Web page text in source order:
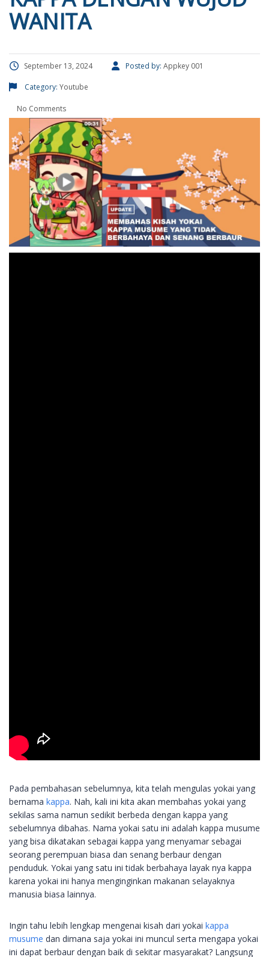
WANITA
September 13, 2024 Posted by: Appkey 001
Category: Youtube
No Comments
Pada pembahasan sebelumnya, kita telah mengulas yokai yang
bernama kappa. Nah, kali ini kita akan membahas yokai yang
sekilas sama namun sedikit berbeda dengan kappa yang
sebelumnya dibahas. Nama yokai satu ini adalah kappa musume
yang bisa dikatakan sebagai kappa yang menyamar sebagai
seorang perempuan biasa dan senang berbaur dengan
penduduk. Yokai yang satu ini tidak berbahaya layak nya kappa
karena yokai ini hanya menginginkan makanan selayaknya
manusia biasa lainnya.
Ingin tahu lebih lengkap mengenai kisah dari yokai kappa
musume dan dimana saja yokai ini muncul serta mengapa yokai
ini dapat berbaur dengan baik di sekitar masyarakat? Langsung